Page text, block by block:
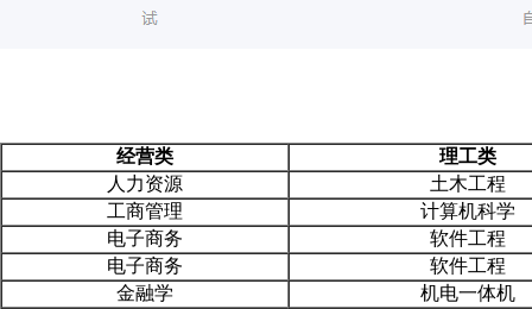
经营类
理工类
人力资源
土木工程
工商管理
计算机科学
电子商务
软件工程
电子商务
软件工程
金融学
机电一体机